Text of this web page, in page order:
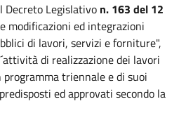
Decreto Legislativo n. 163 del 12
modificazioni ed integrazioni
di lavori, servizi e forniture",
di realizzazione dei lavori
triennale e di suoi
ed approvati secondo la